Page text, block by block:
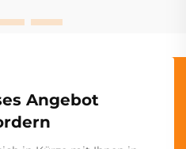
Angebot